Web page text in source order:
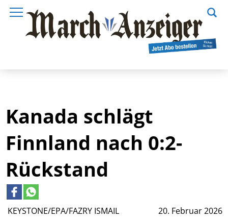
KEYSTONE/EPA/FAZRY ISMAIL 20. Februar 2026
Kanada schlägt
Finnland nach 0:2-
Rückstand